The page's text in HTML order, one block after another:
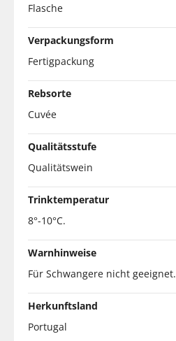
Flasche
Verpackungsform
Fertigpackung
Rebsorte
Cuvée
Qualitätsstufe
Qualitätswein
Trinktemperatur
8°-10°C.
Warnhinweise
Für Schwangere nicht geeignet.
Herkunftsland
Portugal